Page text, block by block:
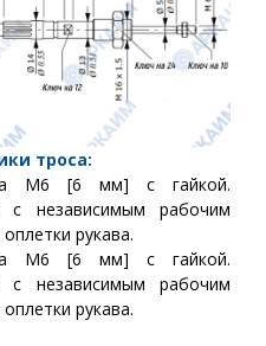
троса:
М6 [6 мм] с гайкой.
с независимым рабочим
рукава.
М6 [6 мм] с гайкой.
с независимым рабочим
рукава.